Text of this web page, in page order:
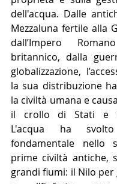
dell'acqua. Dalle
Mezzaluna fertile alla
dall’Impero
britannico, dalla
globalizzazione,
la sua distribuzione
la civiltà umana e
il crollo di Stati e
L'acqua ha
fondamentale nello
prime civiltà antiche,
grandi fiumi: il Nilo per